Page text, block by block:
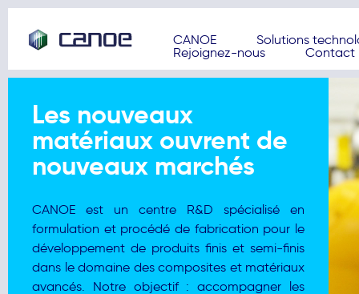
CANOE
Solutions
Rejoignez-nous
Contact
Les nouveaux
matériaux ouvrent de
nouveaux marchés
CANOE est un centre R&D spécialisé en
formulation et procédé de fabrication pour le
développement de produits finis et semi-finis
dans le domaine des composites et matériaux
avancés. Notre objectif : accompagner les